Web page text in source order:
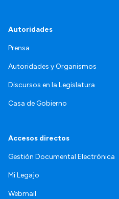
Autoridades
Prensa
Autoridades y Organismos
Discursos en la Legislatura
Casa de Gobierno
Accesos directos
Gestión Documental Electrónica
Mi Legajo
Webmail